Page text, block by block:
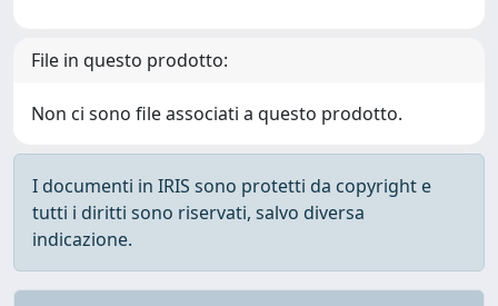
File in questo prodotto:
Non ci sono file associati a questo prodotto.
I documenti in IRIS sono protetti da copyright e
tutti i diritti sono riservati, salvo diversa
indicazione.